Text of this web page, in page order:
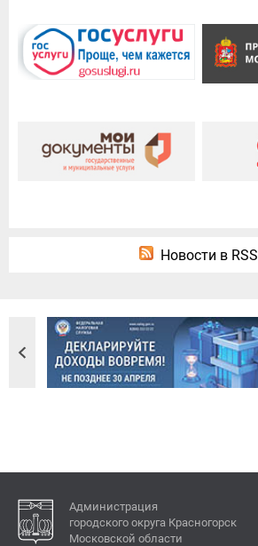
Новости в RSS
Администрация
городского округа Красногорск
Московской области